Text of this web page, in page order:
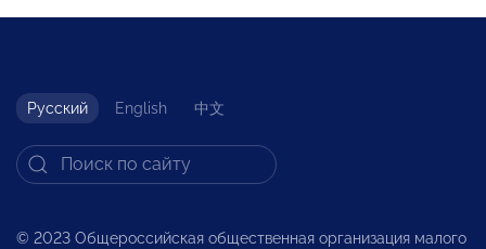
Русский English 中文
© 2023 Общероссийская общественная организация малого